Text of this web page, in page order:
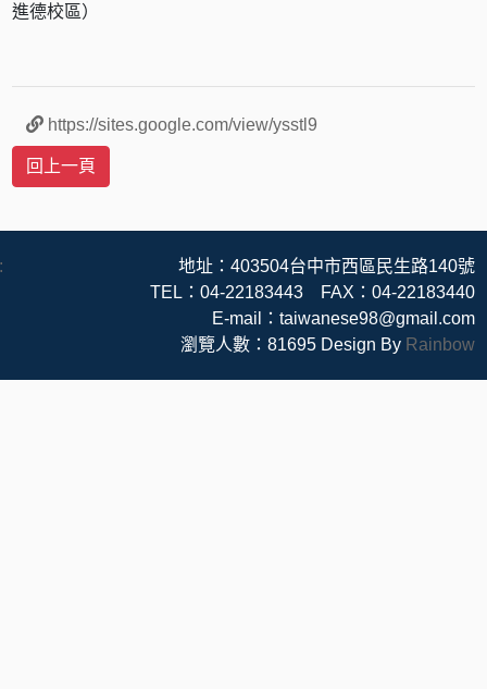
進德校區）
https://sites.google.com/view/ysstl9
地址：403504台中市西區民生路140號
TEL：04-22183443 FAX：04-22183440
E-mail：taiwanese98@gmail.com
瀏覽人數：81695 Design By Rainbow